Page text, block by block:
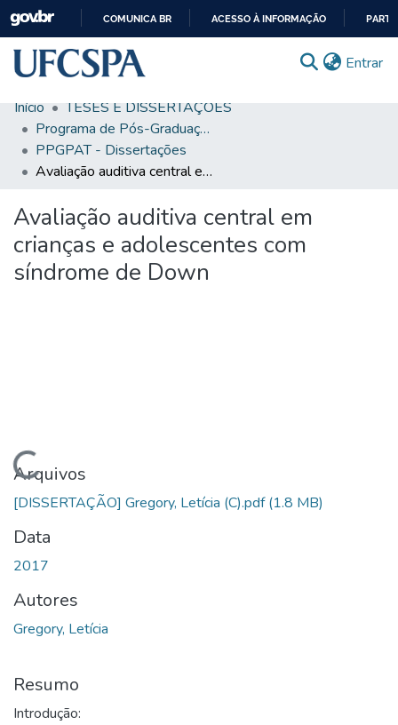
CONTEÚDO
COMUNICA BR ACESSO À INFORMAÇÃO
Entrar
Comunidades & Coleções
Busca Facetada
Autoarquivamento
Sobre o RI-UFCSPA
Início
TESES E DISSERTAÇÕES
Programa de Pós-Graduação em Patologia
PPGPAT - Dissertações
Avaliação auditiva central em crianças e adolescentes com síndrome de Down
Avaliação auditiva central em
crianças e adolescentes com
síndrome de Down
Carregando...
Arquivos
[DISSERTAÇÃO] Gregory, Letícia (C).pdf(1.8 MB)
Data
2017
Autores
Gregory, Letícia
Resumo
Introdução: